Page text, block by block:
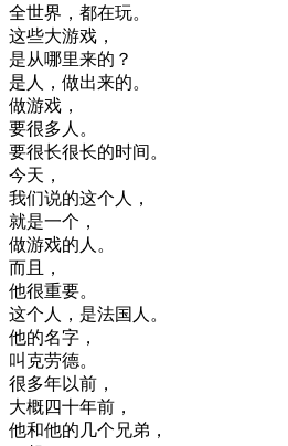
全世界 ， 都在玩。
这些大游戏 ，
是从哪里来的 ？
是人 ， 做出来的。
做游戏 ，
要很多人。
要很长很长的时间。
今天 ，
我们说的这个人 ，
就是一个 ，
做游戏的人。
而且
，
他很重要。
这个人 ， 是法国 人。
他的名字 ，
叫 克劳德。
很多年以前 ，
大概四十年前 ，
他和他的几个 兄弟 ，